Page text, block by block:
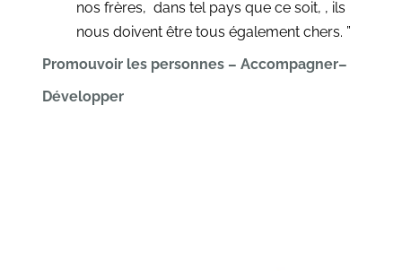
nos frères, dans tel pays que ce soit, , ils
nous doivent être tous également chers. ”
Promouvoir les personnes – Accompagner–
Développer